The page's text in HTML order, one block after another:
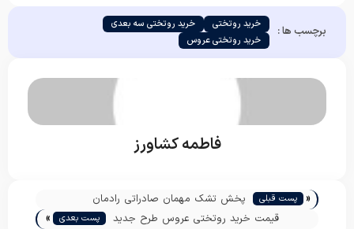
برچسب ها : خرید روتختی
خرید روتختی سه بعدی
خرید روتختی عروس
فاطمه کشاورز
« پست قبلی
پخش تشک مهمان صادراتی رادمان
قیمت خرید روتختی عروس طرح جدید
پست بعدی »